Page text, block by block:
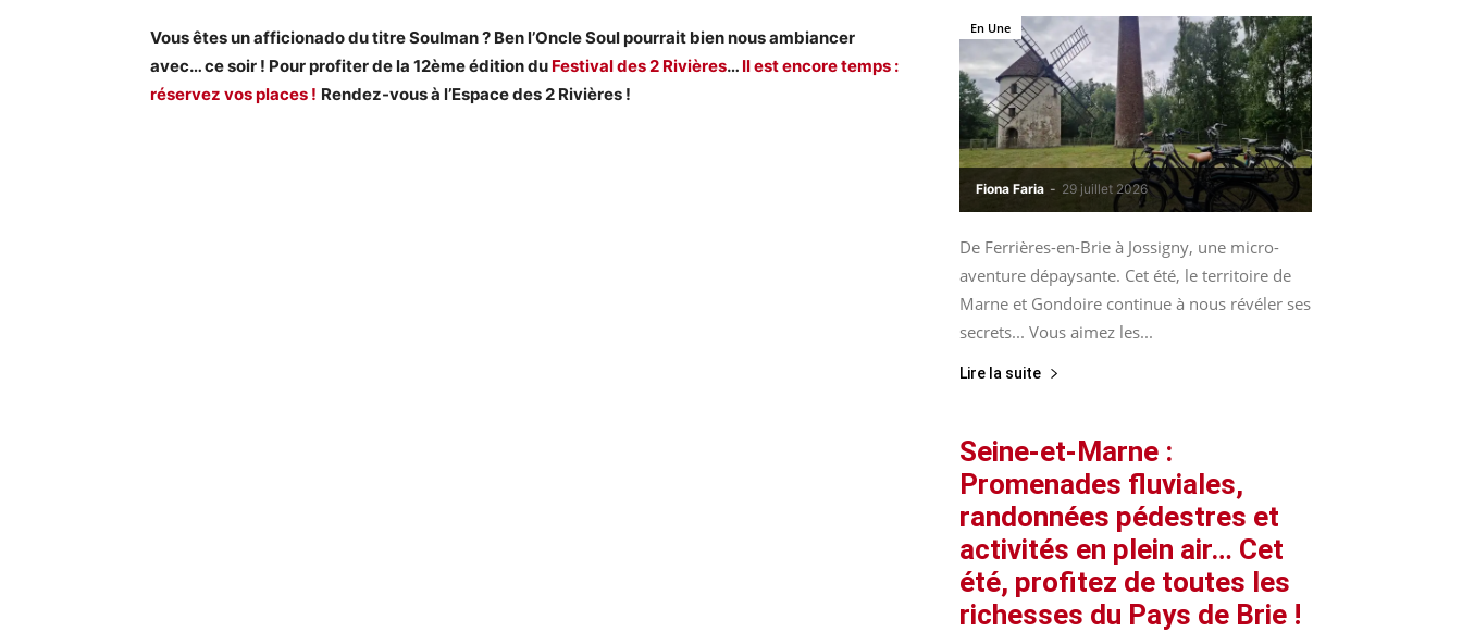
Vous êtes un afficionado du titre Soulman ? Ben l’Oncle Soul pourrait bien nous ambiancer
avec… ce soir ! Pour profiter de la 12ème édition du Festival des 2 Rivières… Il est encore temps :
réservez vos places ! Rendez-vous à l’Espace des 2 Rivières !
Fiona Faria - 29 juillet 2026
En Une
De Ferrières-en-Brie à Jossigny, une micro-
aventure dépaysante. Cet été, le territoire de
Marne et Gondoire continue à nous révéler ses
secrets... Vous aimez les...
Lire la suite
Seine-et-Marne :
Promenades fluviales,
randonnées pédestres et
activités en plein air… Cet
été, profitez de toutes les
richesses du Pays de Brie !